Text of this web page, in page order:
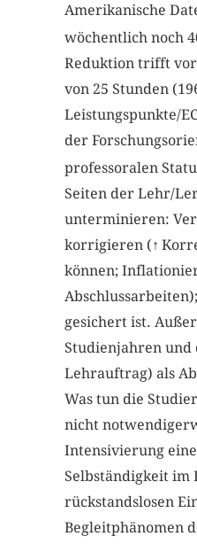
Amerikanische
wöchentlich noch
Reduktion trifft vor
von 25 Stunden
Leistungspunkte/
der
professoralen
Seiten der Lehr/
unterminieren:
korrigieren (↑
können;
gesichert ist.
Studienjahren und
Lehrauftrag) als
Was tun die
nicht
Intensivierung
Selbständigkeit im
rückstandslosen
Begleitphänomen